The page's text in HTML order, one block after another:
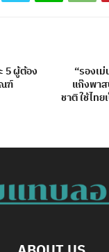
5 ผู้ต้อง
ณฑ์
“รองเ
แก๊งพา
ชาติ ใช้ไท